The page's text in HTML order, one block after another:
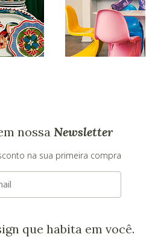
nossa Newsletter
na sua primeira compra
que habita em você.